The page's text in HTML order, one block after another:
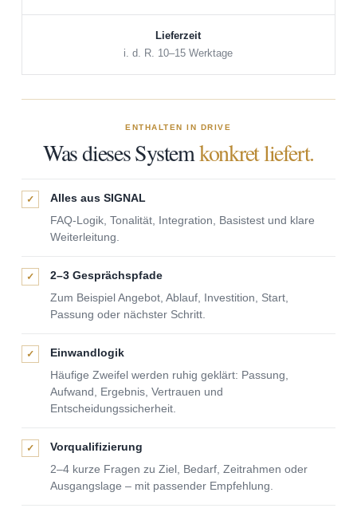
Lieferzeit
i. d. R. 10–15 Werktage
ENTHALTEN IN DRIVE
Was dieses Systemkonkret liefert.
✓
Alles aus SIGNAL
FAQ-Logik, Tonalität, Integration, Basistest und klare
Weiterleitung.
✓
2–3 Gesprächspfade
Zum Beispiel Angebot, Ablauf, Investition, Start,
Passung oder nächster Schritt.
✓
Einwandlogik
Häufige Zweifel werden ruhig geklärt: Passung,
Aufwand, Ergebnis, Vertrauen und
Entscheidungssicherheit.
✓
Vorqualifizierung
2–4 kurze Fragen zu Ziel, Bedarf, Zeitrahmen oder
Ausgangslage – mit passender Empfehlung.